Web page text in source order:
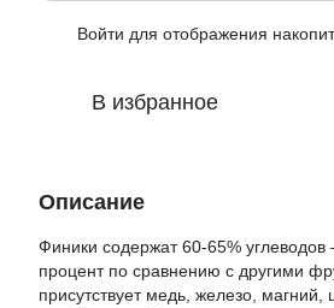
Войти для отображения
В избранное
Описание
Финики содержат 60-65%
процент по сравнению с другими
присутствует медь, железо, магний,